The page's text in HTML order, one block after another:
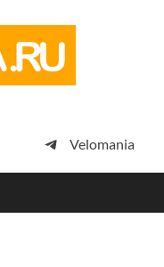
просто
Velomania